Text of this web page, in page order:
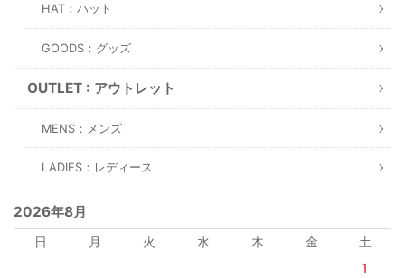
HAT：ハット
GOODS：グッズ
OUTLET : アウトレット
MENS：メンズ
LADIES：レディース
2026年8月
日 月 火 水 木 金
土
1